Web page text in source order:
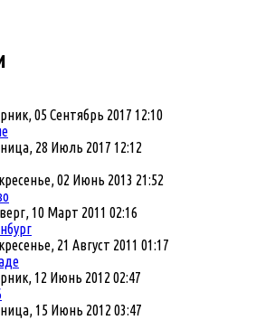
05 Сентябрь 2017 12:10
28 Июль 2017 12:12
02 Июнь 2013 21:52
10 Март 2011 02:16
21 Август 2011 01:17
12 Июнь 2012 02:47
15 Июнь 2012 03:47